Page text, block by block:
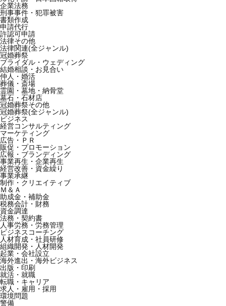
企業法務
刑事事件・犯罪被害
書類作成
申請代行
許認可申請
法律その他
法律関連(全ジャンル)
冠婚葬祭
ブライダル・ウェディング
結婚相談・お見合い
仲人・婚活
葬儀・斎場
霊園・墓地・納骨堂
墓石・石材店
冠婚葬祭その他
冠婚葬祭(全ジャンル)
ビジネス
経営コンサルティング
マーケティング
広告・ＰＲ
販促・プロモーション
広報・ブランディング
事業再生・企業再生
経営改善・資金繰り
事業承継
制作・クリエイティブ
Ｍ＆Ａ
助成金・補助金
税務会計・財務
資金調達
法務・契約書
人事労務・労務管理
ビジネスコーチング
人材育成・社員研修
組織開発・人材開発
起業・会社設立
海外進出・海外ビジネス
出版・印刷
就活・就職
転職・キャリア
求人・雇用・採用
環境問題
警備